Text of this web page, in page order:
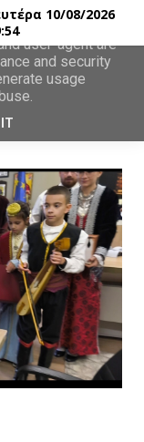
10/08/2026
its services
user-agent are
and security
usage